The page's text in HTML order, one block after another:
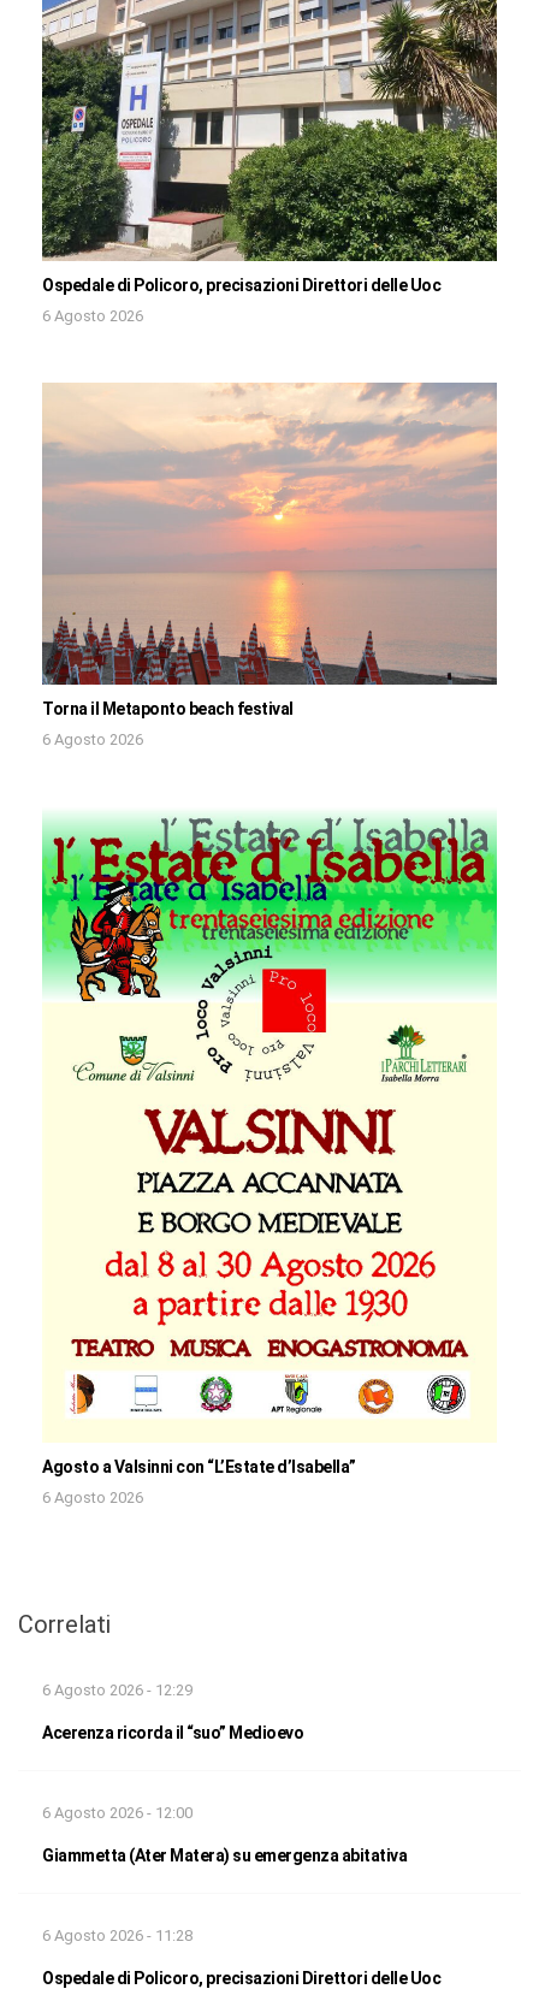
Ospedale di Policoro, precisazioni Direttori delle Uoc
6 Agosto 2026
Torna il Metaponto beach festival
6 Agosto 2026
Agosto a Valsinni con “L’Estate d’Isabella”
6 Agosto 2026
Correlati
6 Agosto 2026 - 12:29
Acerenza ricorda il “suo” Medioevo
6 Agosto 2026 - 12:00
Giammetta (Ater Matera) su emergenza abitativa
6 Agosto 2026 - 11:28
Ospedale di Policoro, precisazioni Direttori delle Uoc